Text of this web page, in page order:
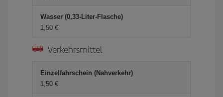
Wasser (0,33-Liter-Flasche)
1,50 €
Verkehrsmittel
Einzelfahrschein (Nahverkehr)
1,50 €